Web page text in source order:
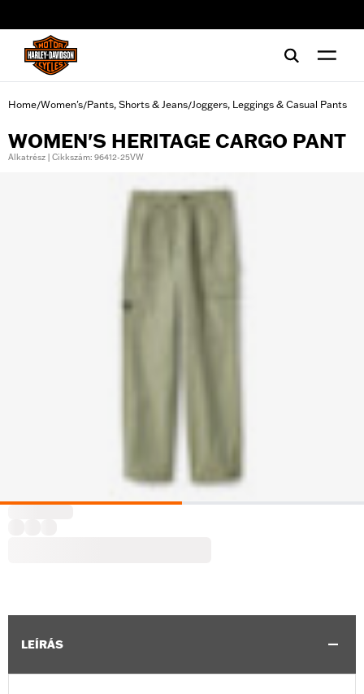
Home/Women's/Pants, Shorts & Jeans/Joggers, Leggings & Casual Pants
WOMEN'S HERITAGE CARGO PANT
Alkatrész | Cikkszám: 96412-25VW
LEÍRÁS